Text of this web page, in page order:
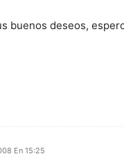
buenos deseos,
En 15:25